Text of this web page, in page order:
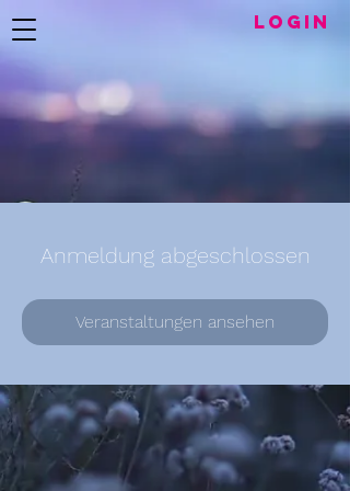
LogIN
Anmeldung abgeschlossen
Veranstaltungen ansehen